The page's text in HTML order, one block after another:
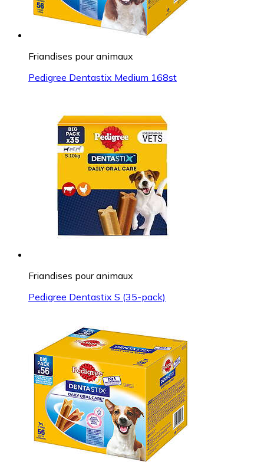
Friandises pour animaux
Pedigree Dentastix Medium 168st
Friandises pour animaux
Pedigree Dentastix S (35-pack)